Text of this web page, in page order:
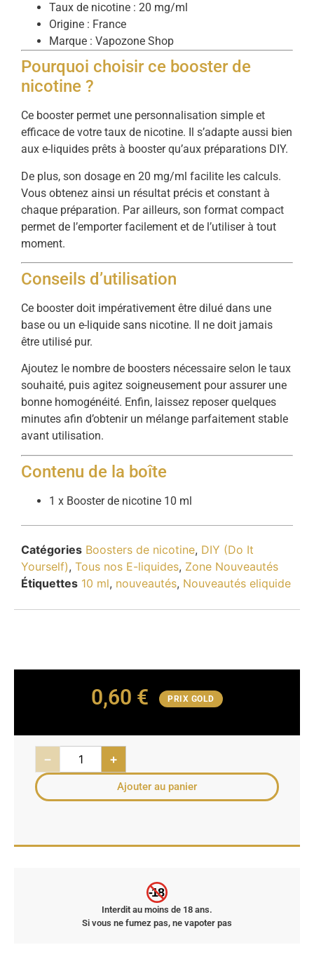
Taux de nicotine : 20 mg/ml
Origine : France
Marque : Vapozone Shop
Pourquoi choisir ce booster de
nicotine ?
Ce booster permet une personnalisation simple et
efficace de votre taux de nicotine. Il s’adapte aussi bien
aux e-liquides prêts à booster qu’aux préparations DIY.
De plus, son dosage en 20 mg/ml facilite les calculs.
Vous obtenez ainsi un résultat précis et constant à
chaque préparation. Par ailleurs, son format compact
permet de l’emporter facilement et de l’utiliser à tout
moment.
Conseils d’utilisation
Ce booster doit impérativement être dilué dans une
base ou un e-liquide sans nicotine. Il ne doit jamais
être utilisé pur.
Ajoutez le nombre de boosters nécessaire selon le taux
souhaité, puis agitez soigneusement pour assurer une
bonne homogénéité. Enfin, laissez reposer quelques
minutes afin d’obtenir un mélange parfaitement stable
avant utilisation.
Contenu de la boîte
1 x Booster de nicotine 10 ml
Catégories Boosters de nicotine, DIY (Do It
Yourself), Tous nos E-liquides, Zone Nouveautés
Étiquettes 10 ml, nouveautés, Nouveautés eliquide
0,60 € PRIX GOLD
− +
Ajouter au panier
-18
Interdit au moins de 18 ans.
Si vous ne fumez pas, ne vapoter pas